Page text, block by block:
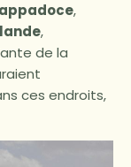
,
,
de la
ces endroits,